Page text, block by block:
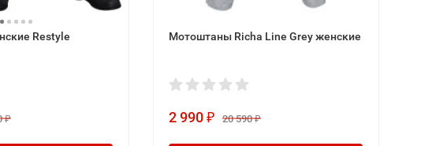
Restyle
₽
Мотоштаны Richa Line Grey женские
2 990 ₽ 20 590 ₽